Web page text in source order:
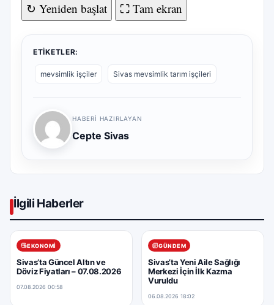
↻ Yeniden başlat ⛶ Tam ekran
ETIKETLER:
mevsimlik işçiler Sivas mevsimlik tarım işçileri
HABERI HAZIRLAYAN
Cepte Sivas
İlgili Haberler
EKONOMI
Sivas’ta Güncel Altın ve
Döviz Fiyatları – 07.08.2026
07.08.2026 00:58
GÜNDEM
Sivas’ta Yeni Aile Sağlığı
Merkezi İçin İlk Kazma
Vuruldu
06.08.2026 18:02